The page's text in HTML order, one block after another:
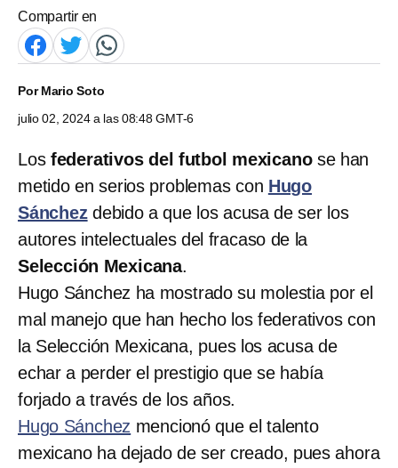
Compartir en
PorMario Soto
julio 02, 2024 a las 08:48 GMT-6
Los federativos del futbol mexicanose han
metido en serios problemas con Hugo
Sánchezdebido a que los acusa de ser los
autores intelectuales del fracaso de la
Selección Mexicana.
Hugo Sánchez ha mostrado su molestia por el
mal manejo que han hecho los federativos con
la Selección Mexicana, pues los acusa de
echar a perder el prestigio que se había
forjado a través de los años.
Hugo Sánchez mencionó que el talento
mexicano ha dejado de ser creado, pues ahora